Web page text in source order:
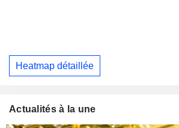
Heatmap détaillée
Actualités à la une